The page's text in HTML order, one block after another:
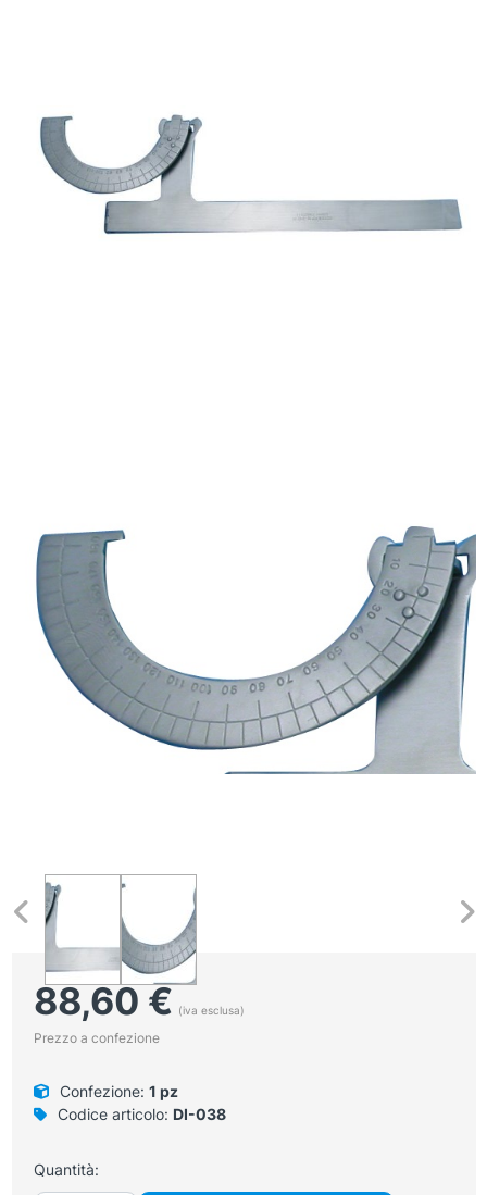
88,60€ (iva esclusa)
Prezzo a confezione
Confezione: 1 pz
Codice articolo: DI-038
Quantità: